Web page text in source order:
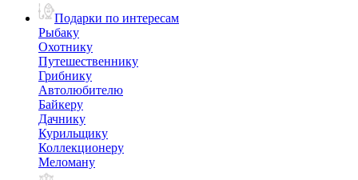
Подарки по интересам
Рыбаку
Охотнику
Путешественнику
Грибнику
Автолюбителю
Байкеру
Дачнику
Курильщику
Коллекционеру
Меломану